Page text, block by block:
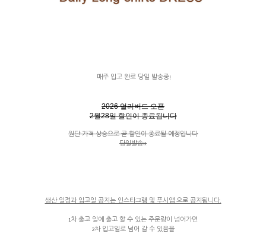
매주 입고 완료 당일 발송중!
2026 얼리버드 오픈
2월28일 할인이 종료됩니다
원단 가격 상승으로 곧 할인이 종료될 예정입니다
당일발송!!
생산 일정과 입고일 공지는 인스타그램 및 푸시앱 으로 공지됩니다.
1차 출고 일에 출고 할 수 있는 주문량이 넘어가면
2차 입고일로 넘어 갈 수 있음을